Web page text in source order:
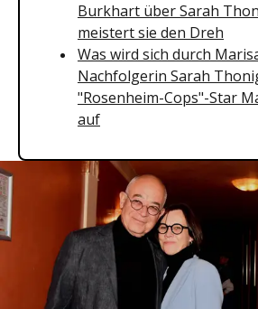
Burkhart über Sarah
meistert sie den Dreh
Was wird sich durch
Nachfolgerin Sarah
"Rosenheim-Cops"-Star
auf